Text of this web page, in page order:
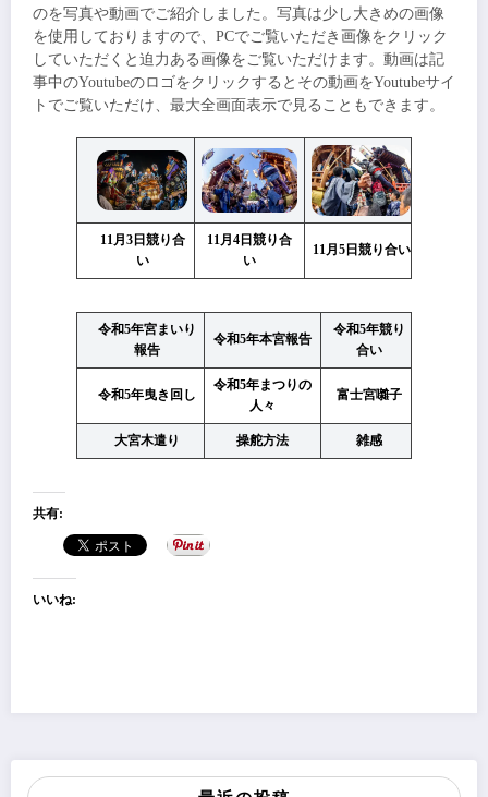
のを写真や動画でご紹介しました。写真は少し大きめの画像
を使用しておりますので、PCでご覧いただき画像をクリック
していただくと迫力ある画像をご覧いただけます。動画は記
事中のYoutubeのロゴをクリックするとその動画をYoutubeサイ
トでご覧いただけ、最大全画面表示で見ることもできます。
11月3日競り合
い
11月4日競り合
い
11月5日競り合い
令和5年宮まいり
報告
令和5年本宮報告
令和5年競り
合い
令和5年曳き回し
令和5年まつりの
人々
富士宮囃子
大宮木遣り 操舵方法 雑感
共有:
いいね: